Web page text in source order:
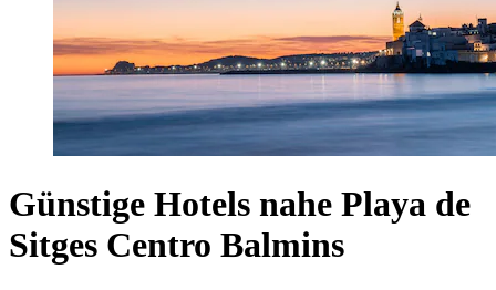
Günstige Hotels nahe Playa de
Sitges Centro Balmins